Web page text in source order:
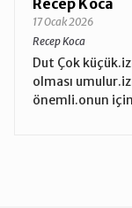
Recep Koca
17 Ocak 2026
Recep Koca
Dut Çok
olması
önemli.onun